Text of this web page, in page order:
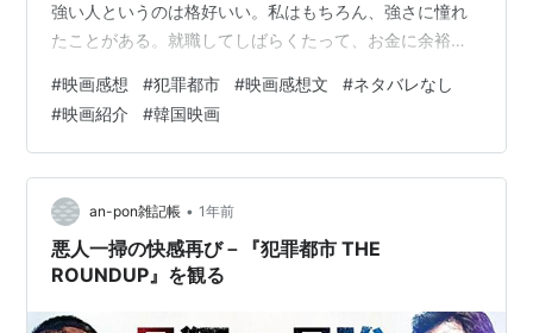
強い人というのは格好いい。私はもちろん、強さに憧れ
たことがある。就職してしばらくたって、お金に余裕が
らいだ。『無双』という言葉もいい。主人公無双ゲーム
とか、憧れがないだろうか？いわゆる七色に光り輝くマ
リオ状態の主人公が走り抜けるだけで敵をばたばたとな
ぎ倒す━━━━。 そんな状況、大好きである。 けれども、
実際問題そんなにすぐ強くなるのは不可能だし、どうし
たもんかな、と思っていたところ、ふっと目に入…
#映画感想 #犯罪都市 #映画感想文 #ネタバレなし
#映画紹介 #韓国映画
an-pon雑記帳 • 1年前
悪人一掃の快感再び－『犯罪都市 THE
ROUNDUP』を観る